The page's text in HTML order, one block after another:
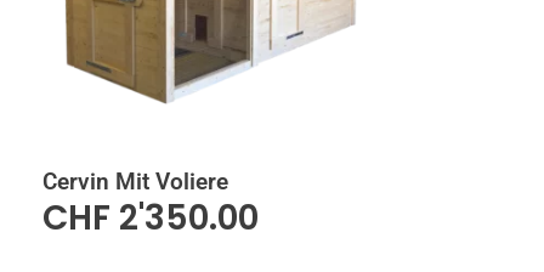
Cervin Mit Voliere
CHF 2'350.00